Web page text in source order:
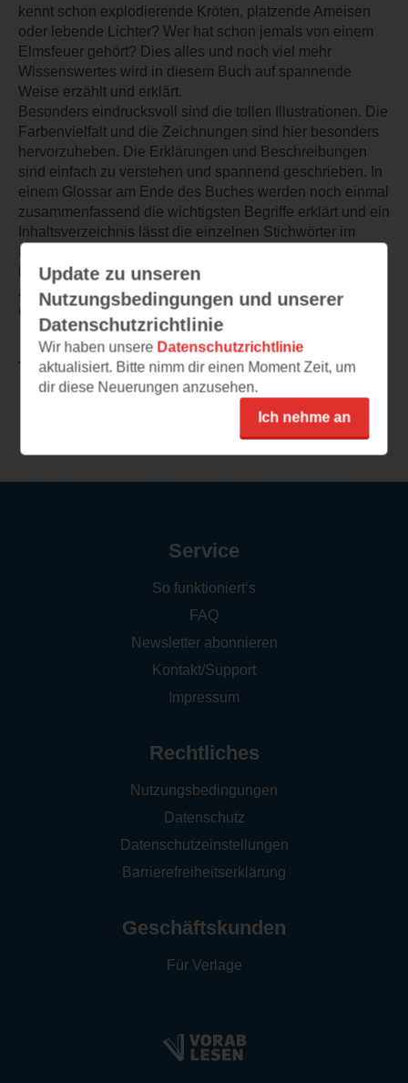
kennt schon explodierende Kröten, platzende Ameisen
oder lebende Lichter? Wer hat schon jemals von einem
Elmsfeuer gehört? Dies alles und noch viel mehr
Wissenswertes wird in diesem Buch auf spannende
Weise erzählt und erklärt.
Besonders eindrucksvoll sind die tollen Illustrationen. Die
Farbenvielfalt und die Zeichnungen sind hier besonders
hervorzuheben. Die Erklärungen und Beschreibungen
sind einfach zu verstehen und spannend geschrieben. In
einem Glossar am Ende des Buches werden noch einmal
zusammenfassend die wichtigsten Begriffe erklärt und ein
Inhaltsverzeichnis lässt die einzelnen Stichwörter im
Buch rasch finden. Besonders bin ich vom Cover
begeistert, das sofort die Neugierde auf
außergewöhnliche Naturphänomene und ihre
Geheimnisse weckt.
TEILEN
Update zu unseren
Nutzungsbedingungen und unserer
Datenschutzrichtlinie
Wir haben unsere Datenschutzrichtlinie
aktualisiert. Bitte nimm dir einen Moment Zeit, um
dir diese Neuerungen anzusehen.
Ich nehme an
Service
So funktioniert‘s
FAQ
Newsletter abonnieren
Kontakt/Support
Impressum
Rechtliches
Nutzungsbedingungen
Datenschutz
Datenschutzeinstellungen
Barrierefreiheitserklärung
Geschäftskunden
Für Verlage